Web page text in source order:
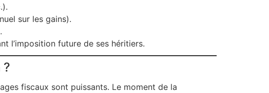
sur les gains).
l’imposition future de ses héritiers.
fiscaux sont puissants. Le moment de la